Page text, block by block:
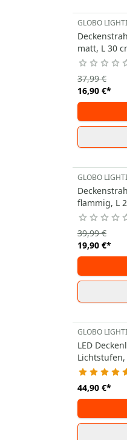
GLOBO
matt, L 30
16,90 €*
37,99 €
GLOBO
flammig, L
19,90 €*
39,99 €
GLOBO
LED
Lichtstufen,
44,90 €*